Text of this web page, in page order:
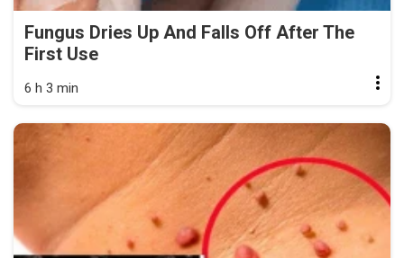
Fungus Dries Up And Falls Off After The
First Use
6 h 3 min